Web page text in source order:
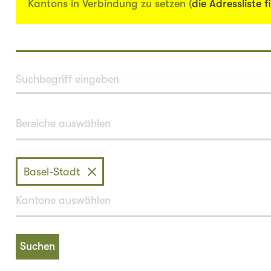
Kantons in Verbindung zu setzen (die Adressliste
Basel-Stadt
Suchen